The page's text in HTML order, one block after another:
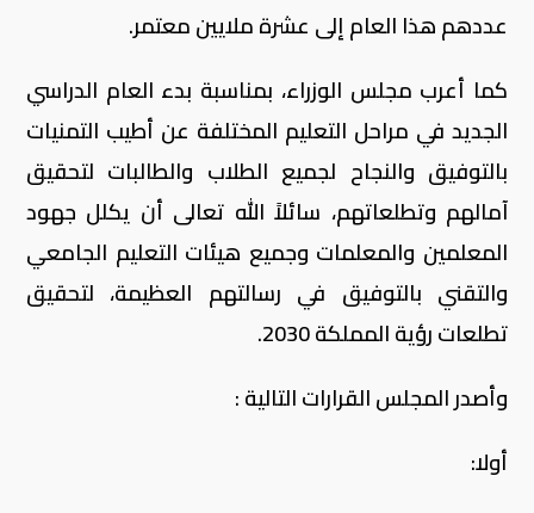
عددهم هذا العام إلى عشرة ملايين معتمر.
كما أعرب مجلس الوزراء، بمناسبة بدء العام الدراسي
الجديد في مراحل التعليم المختلفة عن أطيب التمنيات
بالتوفيق والنجاح لجميع الطلاب والطالبات لتحقيق
آمالهم وتطلعاتهم، سائلاً الله تعالى أن يكلل جهود
المعلمين والمعلمات وجميع هيئات التعليم الجامعي
والتقني بالتوفيق في رسالتهم العظيمة، لتحقيق
تطلعات رؤية المملكة 2030.
وأصدر المجلس القرارات التالية :
أولا: